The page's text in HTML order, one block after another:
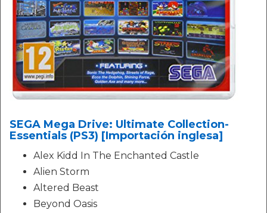
SEGA Mega Drive: Ultimate Collection-
Essentials (PS3) [Importación inglesa]
Alex Kidd In The Enchanted Castle
Alien Storm
Altered Beast
Beyond Oasis